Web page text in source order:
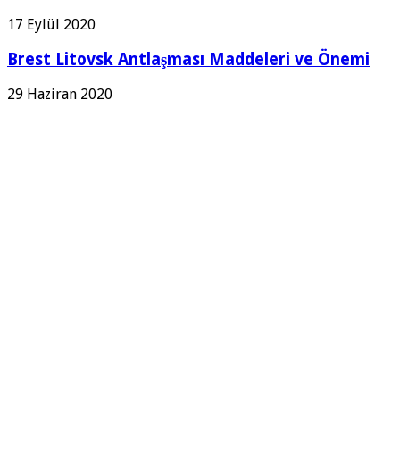
17 Eylül 2020
Brest Litovsk Antlaşması Maddeleri ve Önemi
29 Haziran 2020